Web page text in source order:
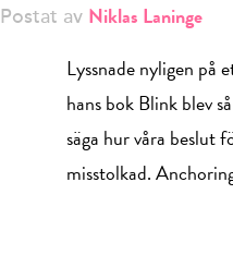
Postat av Niklas Laninge
Lyssnade nyligen på
hans bok Blink blev
säga hur våra beslut
misstolkad.